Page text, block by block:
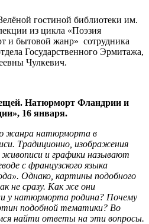
гостиной библиотеки им.
из цикла «Поэзия
и бытовой жанр» сотрудника
Государственного Эрмитажа,
Чулкевич.
Натюрморт Фландрии и
16 января.
жанра натюрморта в
Традиционно, изображения
живописи и графики называют
с французского языка
Однако, картины подобного
не сразу. Как же они
у натюрморта родина? Почему
подобной тематики? Во
найти ответы на эти вопросы.